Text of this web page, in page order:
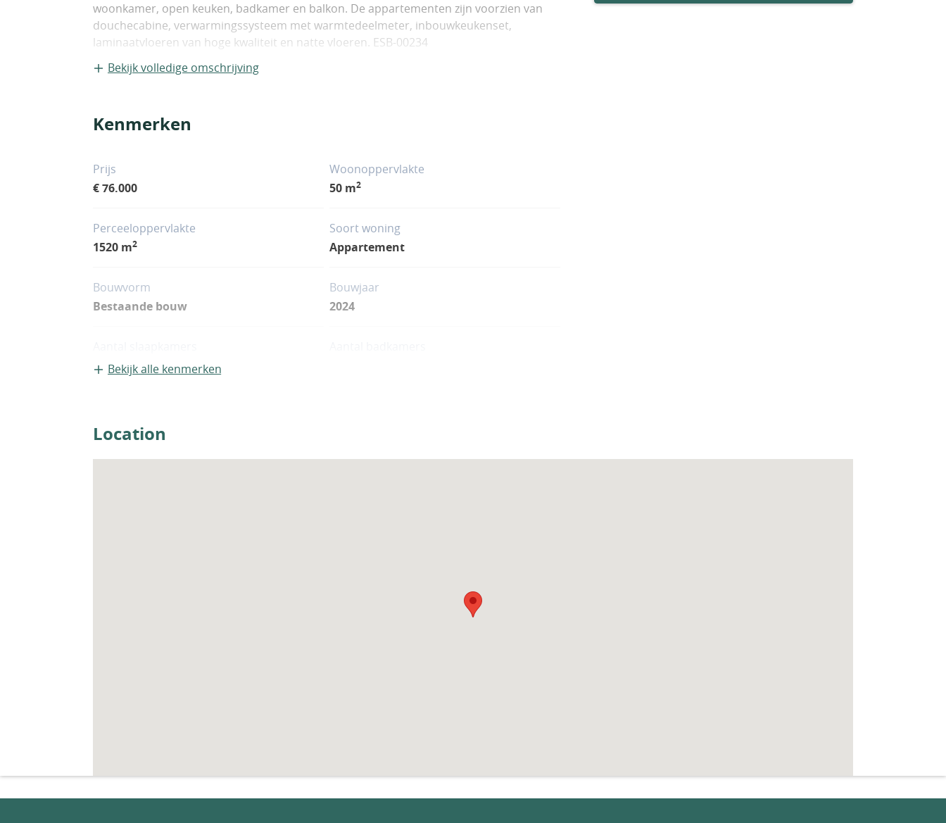
woonkamer, open keuken, badkamer en balkon. De appartementen zijn voorzien van
douchecabine, verwarmingssysteem met warmtedeelmeter, inbouwkeukenset,
laminaatvloeren van hoge kwaliteit en natte vloeren. ESB-00234
Bekijk volledige omschrijving
Kenmerken
Prijs
€ 76.000
Woonoppervlakte
50 m2
Perceeloppervlakte
1520 m2
Soort woning
Appartement
Bouwvorm
Bestaande bouw
Bouwjaar
2024
1 Bekijk alle kenmerken
Location